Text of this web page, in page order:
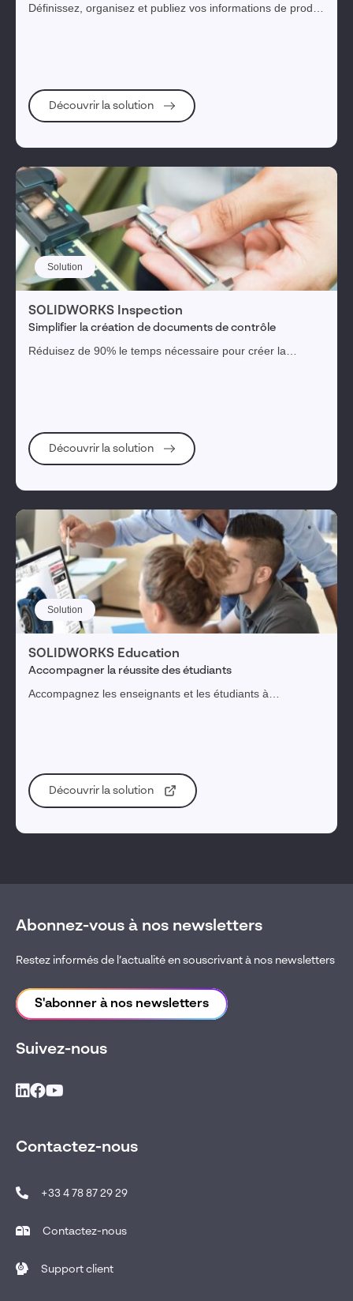
Définissez, organisez et publiez vos informations de produit
Découvrir la solution
Solution
SOLIDWORKS Inspection
Simplifier la création de documents de contrôle
Réduisez de 90% le temps nécessaire pour créer la
mise sur le marché.
Découvrir la solution
Solution
SOLIDWORKS Education
Accompagner la réussite des étudiants
Accompagnez les enseignants et les étudiants à
Découvrir la solution
Abonnez-vous à nos newsletters
Restez informés de l’actualité en souscrivant à nos newsletters
S'abonner à nos newsletters
Suivez-nous
Contactez-nous
+33 4 78 87 29 29
Contactez-nous
Support client